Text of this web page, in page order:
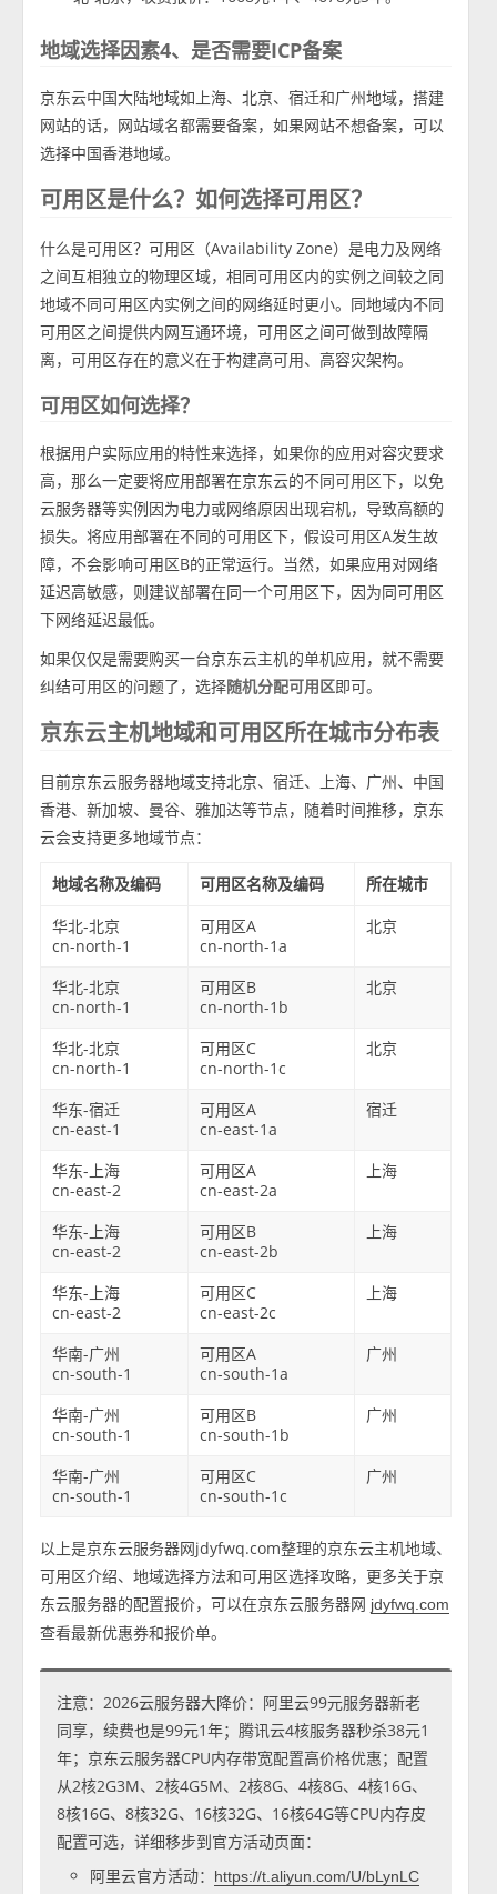
地域选择因素4、是否需要ICP备案
京东云中国大陆地域如上海、北京、宿迁和广州地域，搭建
网站的话，网站域名都需要备案，如果网站不想备案，可以
选择中国香港地域。
可用区是什么？如何选择可用区？
什么是可用区？可用区（Availability Zone）是电力及网络
之间互相独立的物理区域，相同可用区内的实例之间较之同
地域不同可用区内实例之间的网络延时更小。同地域内不同
可用区之间提供内网互通环境，可用区之间可做到故障隔
离，可用区存在的意义在于构建高可用、高容灾架构。
可用区如何选择？
根据用户实际应用的特性来选择，如果你的应用对容灾要求
高，那么一定要将应用部署在京东云的不同可用区下，以免
云服务器等实例因为电力或网络原因出现宕机，导致高额的
损失。将应用部署在不同的可用区下，假设可用区A发生故
障，不会影响可用区B的正常运行。当然，如果应用对网络
延迟高敏感，则建议部署在同一个可用区下，因为同可用区
下网络延迟最低。
如果仅仅是需要购买一台京东云主机的单机应用，就不需要
纠结可用区的问题了，选择随机分配可用区即可。
京东云主机地域和可用区所在城市分布表
目前京东云服务器地域支持北京、宿迁、上海、广州、中国
香港、新加坡、曼谷、雅加达等节点，随着时间推移，京东
云会支持更多地域节点：
地域名称及编码 可用区名称及编码
所在城市
华北-北京
cn-north-1
可用区A
cn-north-1a
北京
华北-北京
cn-north-1
可用区B
cn-north-1b
北京
华北-北京
cn-north-1
可用区C
cn-north-1c
北京
华东-宿迁
cn-east-1
可用区A
cn-east-1a
宿迁
华东-上海
cn-east-2
可用区A
cn-east-2a
上海
华东-上海
cn-east-2
可用区B
cn-east-2b
上海
华东-上海
cn-east-2
可用区C
cn-east-2c
上海
华南-广州
cn-south-1
可用区A
cn-south-1a
广州
华南-广州
cn-south-1
可用区B
cn-south-1b
广州
华南-广州
cn-south-1
可用区C
cn-south-1c
广州
以上是京东云服务器网jdyfwq.com整理的京东云主机地域、
可用区介绍、地域选择方法和可用区选择攻略，更多关于京
东云服务器的配置报价，可以在京东云服务器网 jdyfwq.com
查看最新优惠券和报价单。
注意：2026云服务器大降价：阿里云99元服务器新老
同享，续费也是99元1年；腾讯云4核服务器秒杀38元1
年；京东云服务器CPU内存带宽配置高价格优惠；配置
从2核2G3M、2核4G5M、2核8G、4核8G、4核16G、
8核16G、8核32G、16核32G、16核64G等CPU内存皮
配置可选，详细移步到官方活动页面：
阿里云官方活动：
https://t.aliyun.com/U/bLynLC